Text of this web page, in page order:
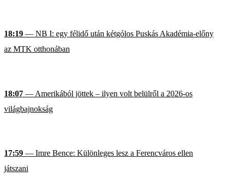
18:19 — NB I: egy félidő után kétgólos Puskás Akadémia-előny
az MTK otthonában
18:07 — Amerikából jöttek – ilyen volt belülről a 2026-os
világbajnokság
17:59 — Imre Bence: Különleges lesz a Ferencváros ellen
játszani